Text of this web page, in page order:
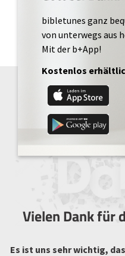
bibletunes ganz
von unterwegs aus
Mit der b+App!
Kostenlos
Vielen Dank für
Es ist uns sehr wichtig,